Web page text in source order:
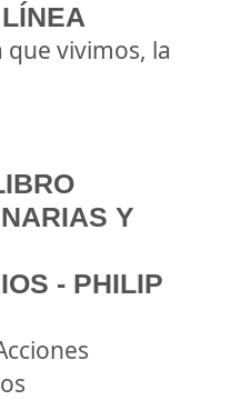
que vivimos, la
Y
- PHILIP